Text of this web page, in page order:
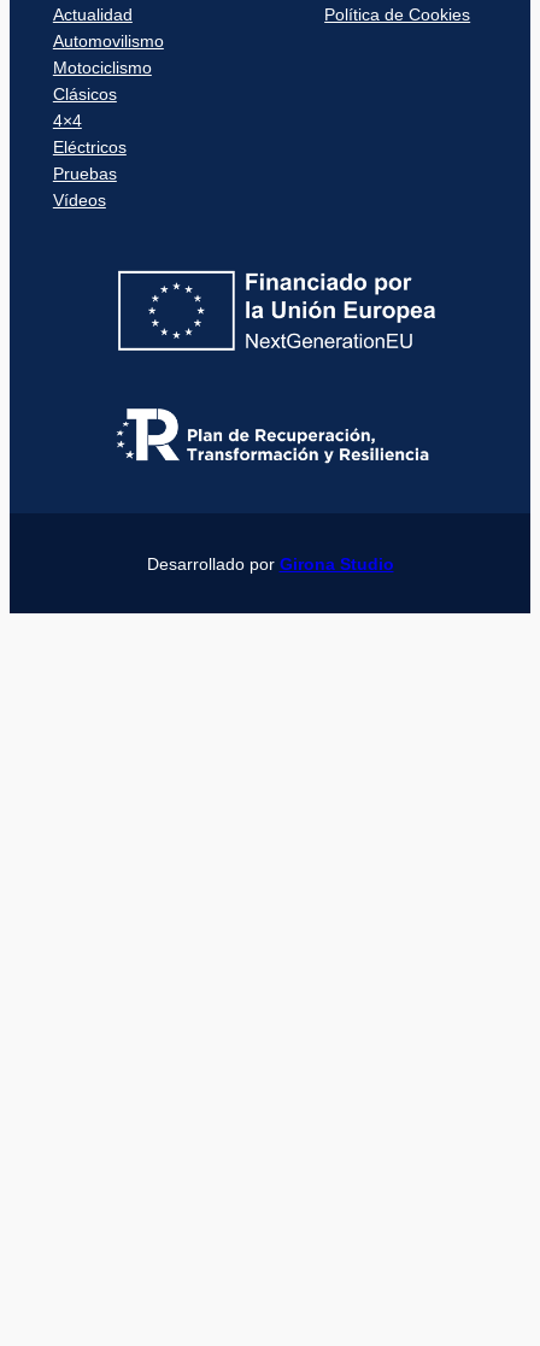
Actualidad
Automovilismo
Motociclismo
Clásicos
4×4
Eléctricos
Pruebas
Vídeos
Política de Cookies
Desarrollado por Girona Studio